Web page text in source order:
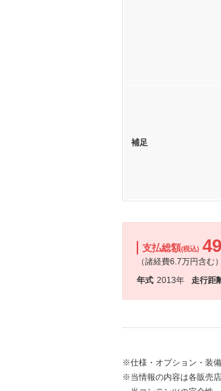
補足
支払総額(税込) 49
（諸経費6.7万円含む）
年式 2013年 走行距
※仕様・オプション・装
※当情報の内容は各販売